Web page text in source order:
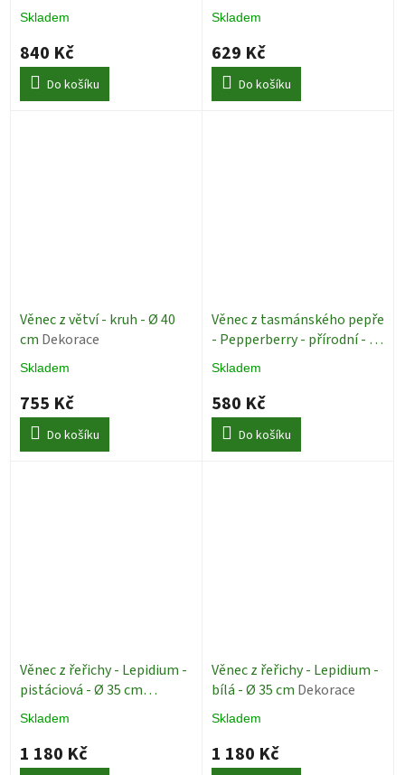
Skladem
840 Kč
Do košíku
Skladem
629 Kč
Do košíku
Věnec z větví - kruh - Ø 40
cm Dekorace
Skladem
755 Kč
Do košíku
Věnec z tasmánského pepře
- Pepperberry - přírodní - Ø
25 cm
Skladem
580 Kč
Do košíku
Věnec z řeřichy - Lepidium -
pistáciová - Ø 35 cm
Dekorace
Skladem
1 180 Kč
Věnec z řeřichy - Lepidium -
bílá - Ø 35 cm Dekorace
Skladem
1 180 Kč